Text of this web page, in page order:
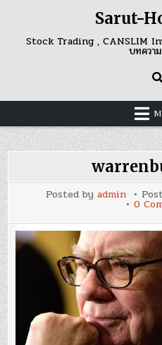
content
Sarut-
Stock Trading , CANSLIM
บทควา
Posted by admin
0